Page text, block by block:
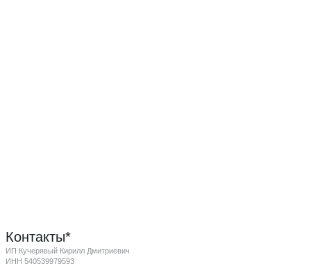
Контакты*
ИП Кучерявый Кирилл Дмитриевич
ИНН 540539979593